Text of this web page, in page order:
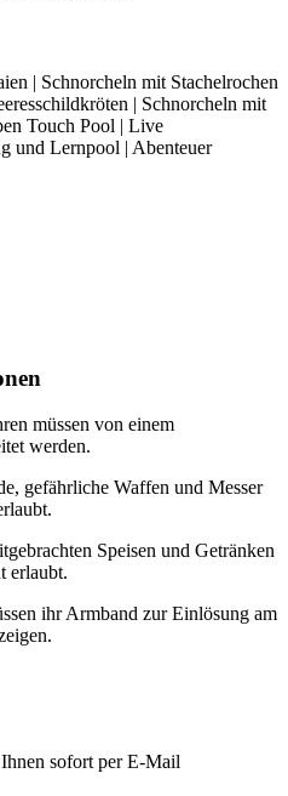
| Schnorcheln mit Stachelrochen
| Schnorcheln mit
Touch Pool | Live
und Lernpool | Abenteuer
müssen von einem
werden.
gefährliche Waffen und Messer
Speisen und Getränken
erlaubt.
ihr Armband zur Einlösung am
sofort per E-Mail